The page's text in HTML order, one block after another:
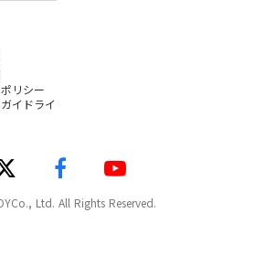
リシー
イドライ
Ltd. All Rights Reserved.